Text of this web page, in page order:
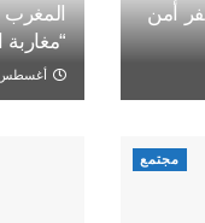
أمن
المغرب
“مغاربة
أغسطس 6,
مجتمع